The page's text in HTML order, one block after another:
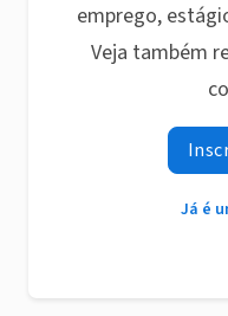
emprego,
Veja também
Já é